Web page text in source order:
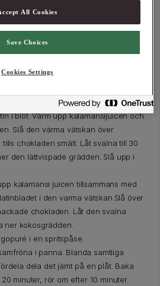
i blöt. Värm upp kalamansijuicen och
Slå den värma vätskan över
tills chokladen smält. Låt svalna till 30
den lättvispade grädden. Slå upp i
kalamansi juicen tillsammans med
i den varma vätskan.Slå över
chokladen. Låt den svalna
ner kokosgrädden.
i en spritspåse.
i panna. Blanda samtliga
dela det jämt på en plåt. Baka
minuter, rör om efter 10 minuter.
All Cookies
Save Choices
Cookies Settings